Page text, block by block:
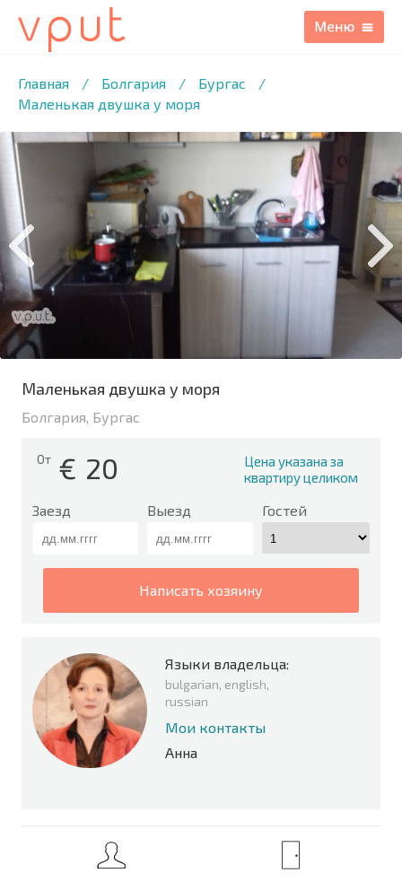
Главная / Болгария / Бургас
/
Маленькая двушка у моря
/12 ФОТО
Маленькая двушка у моря
Болгария, Бургас
От € 20
Цена указана за
квартиру целиком
Заезд Выезд Гостей
написать хозяину
Языки владельца:
bulgarian, english,
russian
Мои контакты
Анна